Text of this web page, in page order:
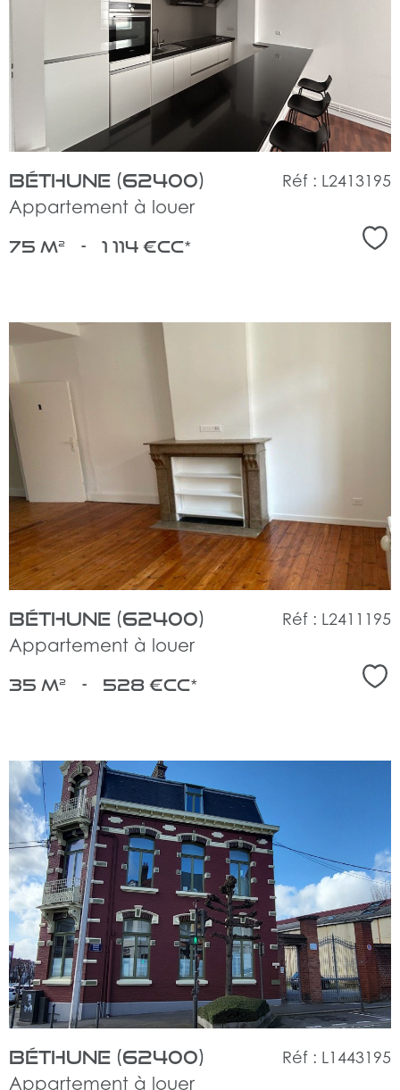
le
bien
Béthune (62400)
Appartement à louer
Réf : L2413195
75 m² - 1 114 €CC*
voir
le
bien
Béthune (62400)
Appartement à louer
Réf : L2411195
35 m² - 528 €CC*
voir
le
bien
Béthune (62400)
Appartement à louer
Réf : L1443195